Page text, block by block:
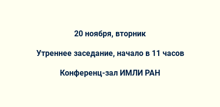
20 ноября, вторник
Утреннее заседание, начало в 11 часов
Конференц-зал ИМЛИ РАН